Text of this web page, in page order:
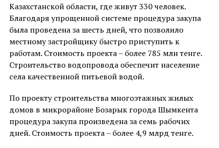
Казахстанской области, где живут 330 человек.
Благодаря упрощенной системе процедура закупа
была проведена за шесть дней, что позволило
местному застройщику быстро приступить к
работам. Стоимость проекта – более 785 млн тенге.
Строительство водопровода обеспечит население
села качественной питьевой водой.
По проекту строительства многоэтажных жилых
домов в микрорайоне Бозарык города Шымкента
процедура закупа произведена за семь рабочих
дней. Стоимость проекта – более 4,9 млрд тенге.